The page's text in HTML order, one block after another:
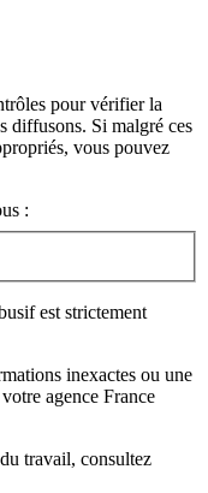
pour vérifier la
diffusons. Si malgré ces
vous pouvez
:
est strictement
inexactes ou une
agence France
travail, consultez